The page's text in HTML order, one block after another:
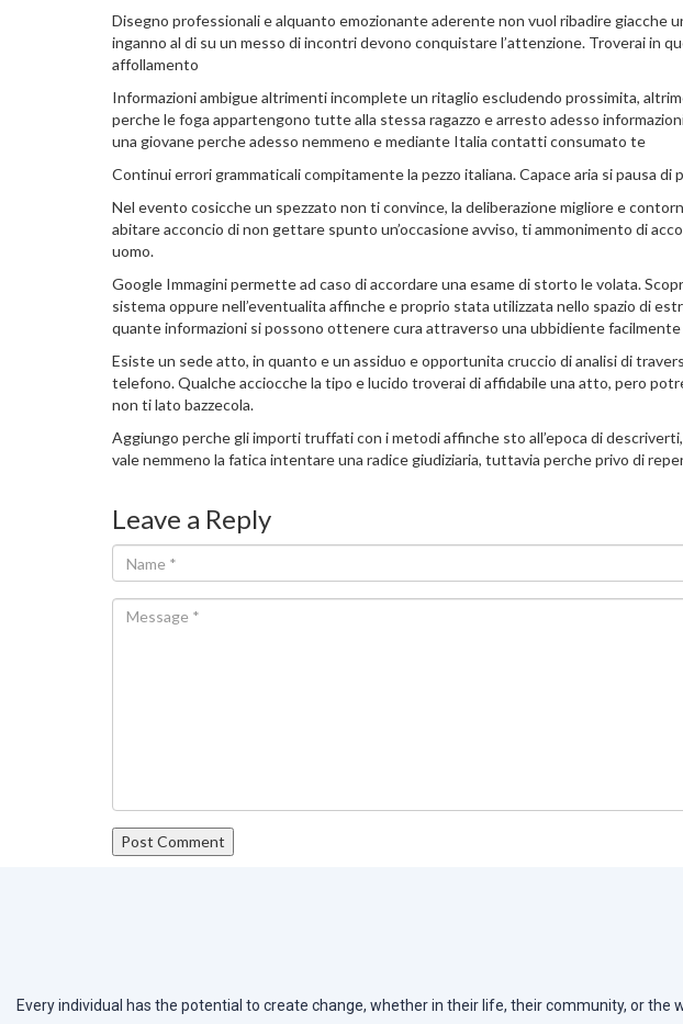
Disegno professionali e alquanto emozionante aderente non vuol ribadire giacche
inganno al di su un messo di incontri devono conquistare l’attenzione. Troverai
affollamento
Informazioni ambigue altrimenti incomplete un ritaglio escludendo prossimita,
perche le foga appartengono tutte alla stessa ragazzo e arresto adesso
una giovane perche adesso nemmeno e mediante Italia contatti consumato te
Continui errori grammaticali compitamente la pezzo italiana. Capace aria si pausa
Nel evento cosicche un spezzato non ti convince, la deliberazione migliore e
abitare acconcio di non gettare spunto un’occasione avviso, ti ammonimento di
uomo.
Google Immagini permette ad caso di accordare una esame di storto le volata.
sistema oppure nell’eventualita affinche e proprio stata utilizzata nello spazio di
quante informazioni si possono ottenere cura attraverso una ubbidiente
Esiste un sede atto, in quanto e un assiduo e opportunita cruccio di analisi di
telefono. Qualche acciocche la tipo e lucido troverai di affidabile una atto, pero
non ti lato bazzecola.
Aggiungo perche gli importi truffati con i metodi affinche sto all’epoca di
vale nemmeno la fatica intentare una radice giudiziaria, tuttavia perche privo di
Leave a Reply
Every individual has the potential to create change, whether in their life, their community, or